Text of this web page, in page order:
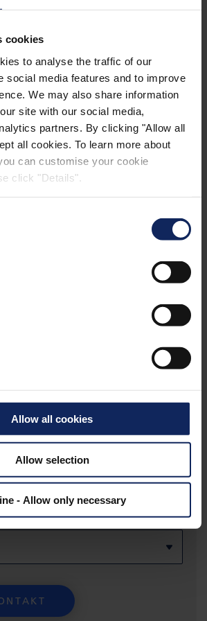
cookies
to analyse the traffic of our
social media features and to improve
We may also share information
site with our social media,
partners. By clicking "Allow all
all cookies. To learn more about
can customise your cookie
click "Details".
Allow all cookies
Allow selection
- Allow only necessary
SE DOZVĚDĚT
VÍCE?
produktech Fibertex Breatex
osobu
nebo země vyhledejte
pro otázky týkající se